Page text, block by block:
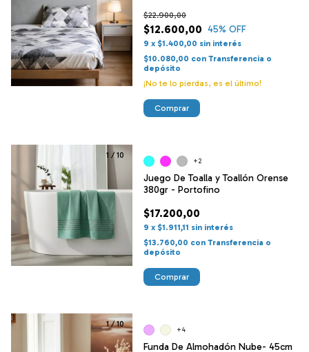
$12.600,00
$22.900,00
45% OFF
9 x $1.400,00 sin interés
$10.080,00 con Transferencia o
depósito
¡No te lo pierdas, es el último!
Comprar
1 /10
Juego De Toalla y Toallón Orense
380gr - Portofino
$17.200,00
9 x $1.911,11 sin interés
$13.760,00 con Transferencia o
depósito
+2
Comprar
1/10
Funda De Almohadón Nube- 45cm
+4